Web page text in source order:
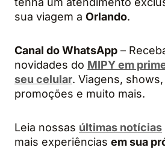
sua viagem a Orlando.
Canal do WhatsApp –
novidades do MIPY em
seu celular. Viagens,
promoções e muito mais.
Leia nossas últimas notícias
mais experiências em sua